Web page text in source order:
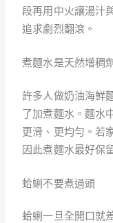
段再用中火讓湯汁
追求劇烈翻滾。
煮麵水是天然增稠劑
許多人做奶油海鮮
了加煮麵水。麵水
更滑、更均勻。若
因此煮麵水最好保
蛤蜊不要煮過頭
蛤蜊一旦全開口就